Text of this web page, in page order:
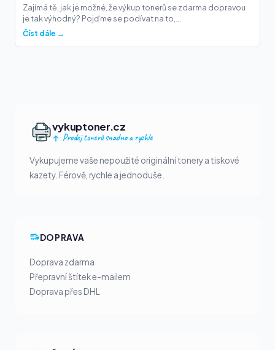
Zajímá tě, jak je možné, že výkup tonerů se zdarma dopravou
je tak výhodný? Pojďme se podívat na to,...
Číst dále →
vykuptoner.cz
Prodej tonerů snadno a rychle
Vykupujeme vaše nepoužité originální tonery a tiskové
kazety. Férově, rychle a jednoduše.
DOPRAVA
Doprava zdarma
Přepravní štítek e-mailem
Doprava přes DHL